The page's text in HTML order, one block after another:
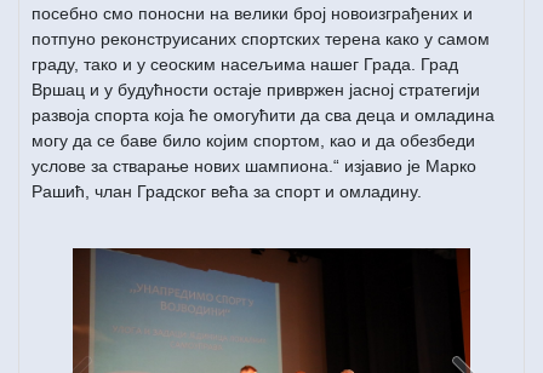
посебно смо поносни на велики број новоизграђених и
потпуно реконструисаних спортских терена како у самом
граду, тако и у сеоским насељима нашег Града. Град
Вршац и у будућности остаје привржен јасној стратегији
развоја спорта која ће омогућити да сва деца и омладина
могу да се баве било којим спортом, као и да обезбеди
услове за стварање нових шампиона.“ изјавио је Марко
Рашић, члан Градског већа за спорт и омладину.